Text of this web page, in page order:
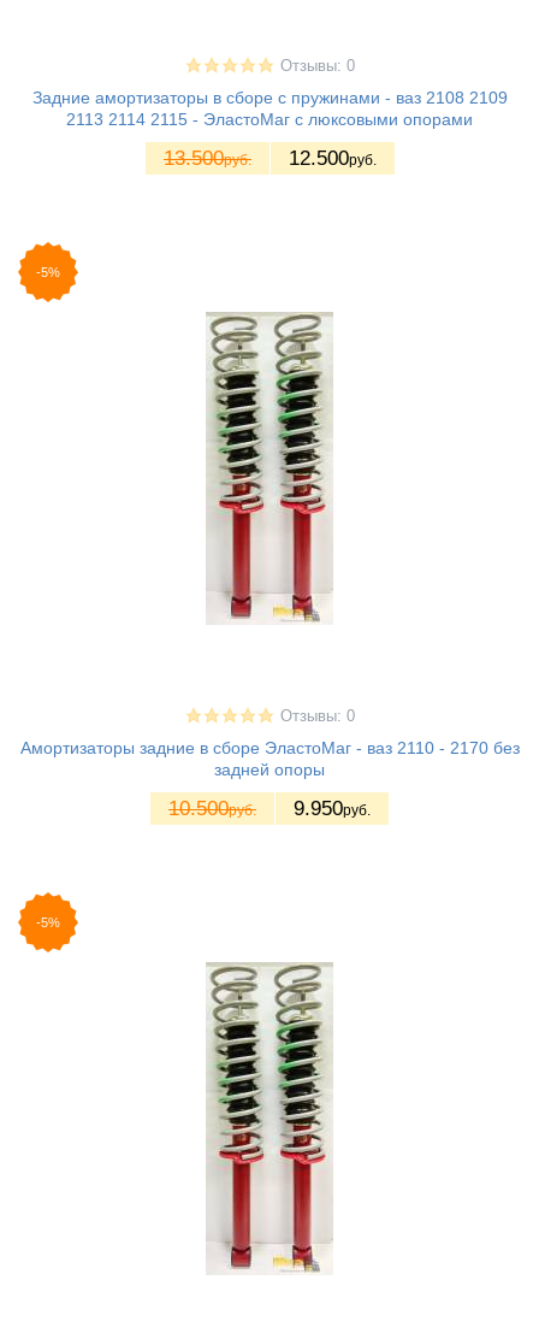
Отзывы: 0
Задние амортизаторы в сборе с пружинами - ваз 2108 2109
2113 2114 2115 - ЭластоМаг с люксовыми опорами
13.500руб. 12.500руб.
-5%
Отзывы: 0
Амортизаторы задние в сборе ЭластоМаг - ваз 2110 - 2170 без
задней опоры
10.500руб. 9.950руб.
-5%